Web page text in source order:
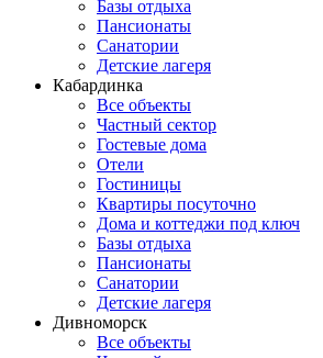
Базы отдыха
Пансионаты
Санатории
Детские лагеря
Кабардинка
Все объекты
Частный сектор
Гостевые дома
Отели
Гостиницы
Квартиры посуточно
Дома и коттеджи под ключ
Базы отдыха
Пансионаты
Санатории
Детские лагеря
Дивноморск
Все объекты